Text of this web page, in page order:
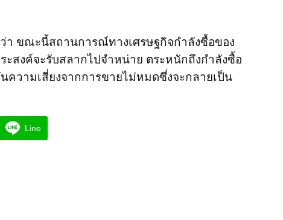
า ขณะนี้สถานการณ์ทางเศรษฐกิจกำลังซื้อของ
สงค์จะรับสลากไปจำหน่าย ตระหนักถึงกำลังซื้อ
ความเสี่ยงจากการขายไม่หมดซึ่งจะกลายเป็น
Line